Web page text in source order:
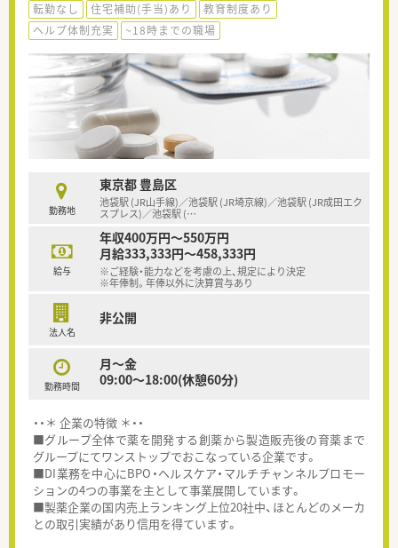
転勤なし
住宅補助(手当)あり
教育制度あり
ヘルプ体制充実
~18時までの職場
勤務地
東京都 豊島区
池袋駅 (JR山手線)／池袋駅 (JR埼京線)／池袋駅 (JR成田エク
スプレス)／池袋駅 (…
給与
年収400万円～550万円
月給333,333円～458,333円
※ご経験・能力などを考慮の上、規定により決定
※年俸制。年俸以外に決算賞与あり
法人名
非公開
勤務時間
月～金
09:00～18:00(休憩60分)
・・＊ 企業の特徴 ＊・・
■グループ全体で薬を開発する創薬から製造販売後の育薬まで
グループにてワンストップでおこなっている企業です。
■DI業務を中心にBPO・ヘルスケア・マルチチャンネルプロモー
ションの4つの事業を主として事業展開しています。
■製薬企業の国内売上ランキング上位20社中、ほとんどのメーカ
との取引実績があり信用を得ています。